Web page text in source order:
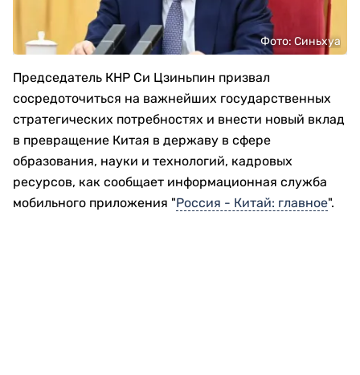
Фото: Синьхуа
Председатель КНР Си Цзиньпин призвал
сосредоточиться на важнейших государственных
стратегических потребностях и внести новый вклад
в превращение Китая в державу в сфере
образования, науки и технологий, кадровых
ресурсов, как сообщает информационная служба
мобильного приложения "Россия - Китай: главное".